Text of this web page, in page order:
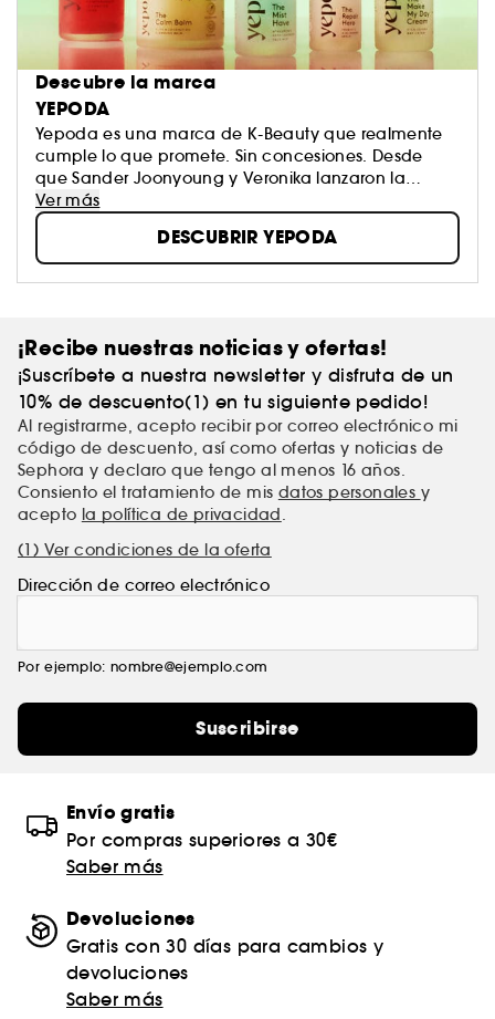
Descubre la marca
YEPODA
Yepoda es una marca de K-Beauty que realmente
cumple lo que promete. Sin concesiones. Desde
que Sander Joonyoung y Veronika lanzaron la
marca en 2020, se han marcado como misión
ofrecer una innovación coreana auténtica en la
que puedas confiar.
Ver más
DESCUBRIR YEPODA
¡Recibe nuestras noticias y ofertas!
¡Suscríbete a nuestra newsletter y disfruta de un
10% de descuento(1) en tu siguiente pedido!
Al registrarme, acepto recibir por correo electrónico mi
código de descuento, así como ofertas y noticias de
Sephora y declaro que tengo al menos 16 años.
Consiento el tratamiento de mis datos personales y
acepto la política de privacidad.
(1) Ver condiciones de la oferta
Dirección de correo electrónico
Por ejemplo: nombre@ejemplo.com
Suscribirse
Envío gratis
Por compras superiores a 30€
Saber más
Devoluciones
Gratis con 30 días para cambios y
devoluciones
Saber más